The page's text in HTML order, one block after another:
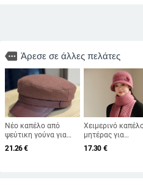
more Άρεσε σε άλλες πελάτες
Νέο καπέλο από
ψεύτικη γούνα για
γυναίκες,
φθινοπωρινό και
21.26€
Χειμερινό
μητέρας για
μεσήλικες και
ηλικιωμένες
17.30 €